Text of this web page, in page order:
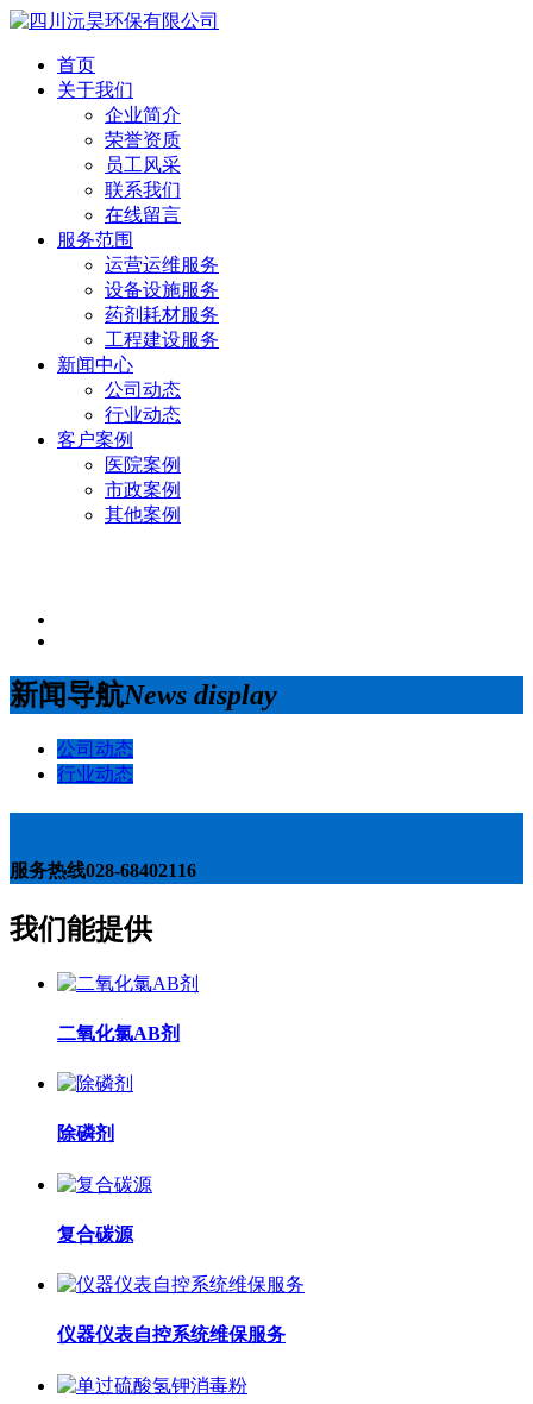
首页
关于我们
企业简介
荣誉资质
员工风采
联系我们
在线留言
服务范围
运营运维服务
设备设施服务
药剂耗材服务
工程建设服务
新闻中心
公司动态
行业动态
客户案例
医院案例
市政案例
其他案例
新闻导航News display
公司动态
行业动态
服务热线028-68402116
我们能提供
二氧化氯AB剂
除磷剂
复合碳源
仪器仪表自控系统维保服务